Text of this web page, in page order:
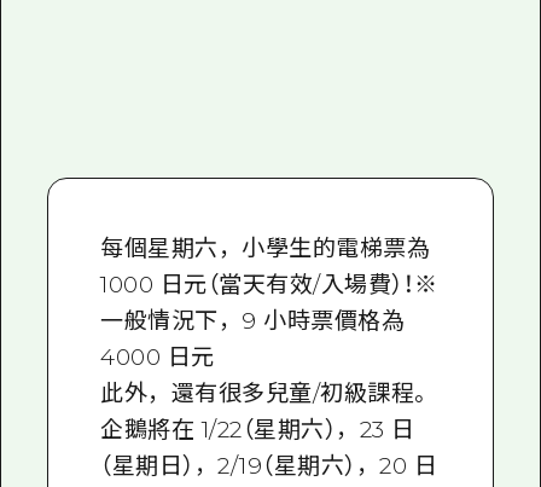
每個星期六，小學生的電梯票為
1000 日元（當天有效/入場費）！※
一般情況下，9 小時票價格為
4000 日元
此外，還有很多兒童/初級課程。
企鵝將在 1/22（星期六），23 日
（星期日），2/19（星期六），20 日